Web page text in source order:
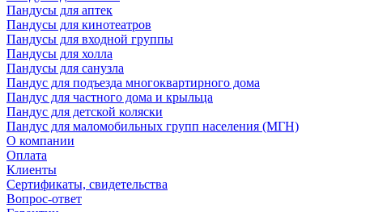
Пандусы для аптек
Пандусы для кинотеатров
Пандусы для входной группы
Пандусы для холла
Пандусы для санузла
Пандус для подъезда многоквартирного дома
Пандус для частного дома и крыльца
Пандус для детской коляски
Пандус для маломобильных групп населения (МГН)
О компании
Оплата
Клиенты
Сертификаты, свидетельства
Вопрос-ответ